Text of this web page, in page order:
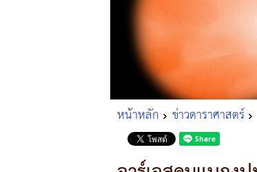
หน้าหลัก ข่าวดาราศาสตร์